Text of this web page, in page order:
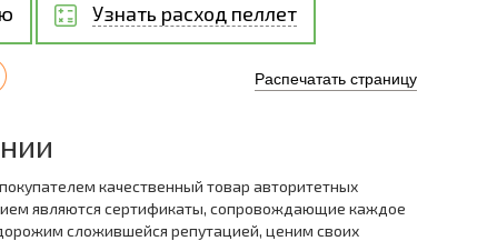
Узнать расход пеллет
Распечатать страницу
качественный товар авторитетных
являются сертификаты, сопровождающие каждое
сложившейся репутацией, ценим своих